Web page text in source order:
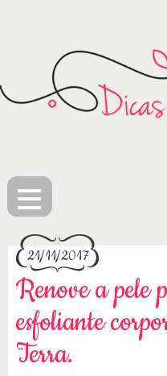
≡
21/11/2017
Renove a pele
esfoliante
Terra.